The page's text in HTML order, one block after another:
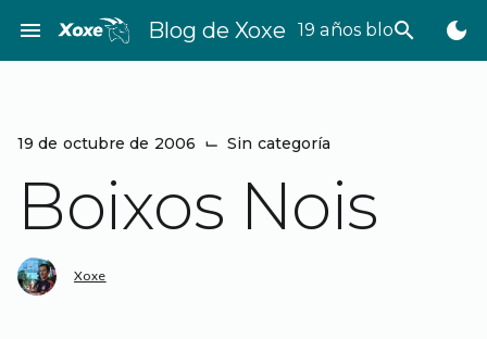
contenido
menu Blog de Xoxe 19 años bloggeando
search dark_mode
19 de octubre de 2006 ⌙ Sin categoría
Boixos Nois
Xoxe